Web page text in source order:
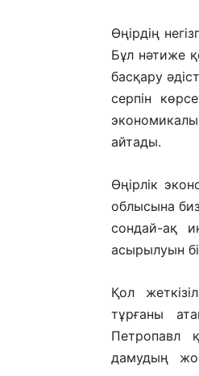
Өңірдің
Бұл нәтиже
басқару
серпін
айтады.
Өңірлік
облысына
сондай-ақ
асырылуын
Қол
тұрғаны
Петропавл
дамудың